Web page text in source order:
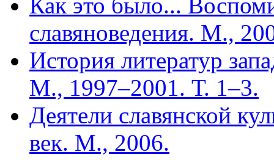
Как это было...
славяноведения. М.,
История литератур
М., 1997–2001. Т. 1–3.
Деятели славянской
век. М., 2006.